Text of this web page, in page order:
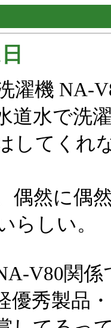
濯機 NA-
道水で洗
してくれ
偶然に偶
らしい。
V80関
優秀製品